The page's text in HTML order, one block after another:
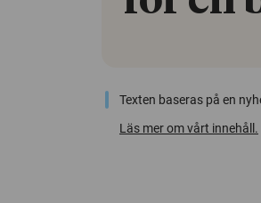
Texten baseras på en
Läs mer om vårt innehåll.